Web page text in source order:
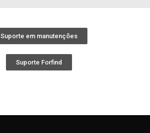
Suporte em manutenções
Suporte Forfind